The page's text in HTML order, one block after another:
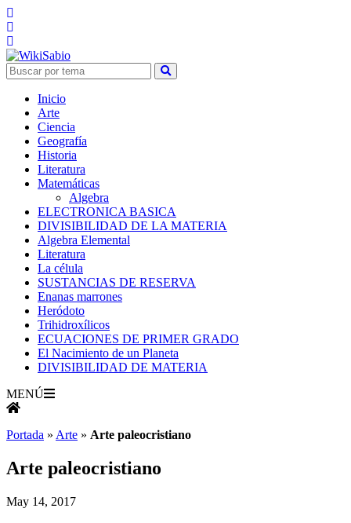
Inicio
Arte
Ciencia
Geografía
Historia
Literatura
Matemáticas
Algebra
ELECTRONICA BASICA
DIVISIBILIDAD DE LA MATERIA
Algebra Elemental
Literatura
La célula
SUSTANCIAS DE RESERVA
Enanas marrones
Heródoto
Trihidroxílicos
ECUACIONES DE PRIMER GRADO
El Nacimiento de un Planeta
DIVISIBILIDAD DE MATERIA
MENÚ
Portada » Arte » Arte paleocristiano
Arte paleocristiano
May 14, 2017